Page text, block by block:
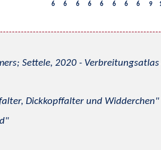
6 6 6 6 6 6 6 6 9
Settele, 2020 -
Dickkopffalter und Widderchen